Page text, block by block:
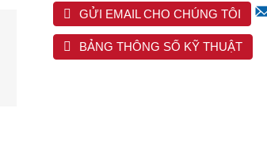
GỬI EMAIL CHO CHÚNG TÔI
BẢNG THÔNG SỐ KỸ THUẬT